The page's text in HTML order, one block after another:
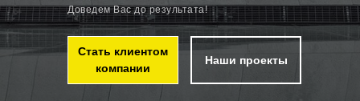
Доведем Вас до результата!
Стать клиентом
компании
Наши проекты